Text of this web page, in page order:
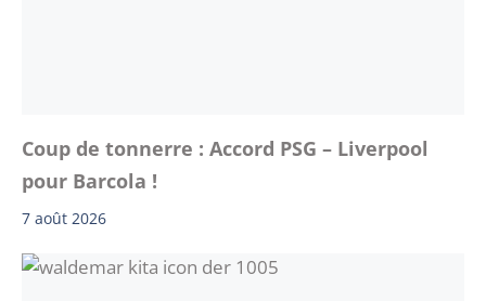
Coup de tonnerre : Accord PSG – Liverpool
pour Barcola !
7 août 2026